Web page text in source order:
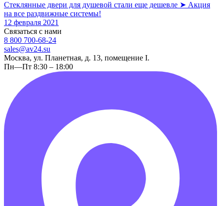
Стеклянные двери для душевой стали еще дешевле ➤ Акция
на все раздвижные системы!
12 февраля 2021
Связаться с нами
8 800 700-68-24
sales@av24.su
Москва, ул. Планетная, д. 13, помещение I.
Пн—Пт 8:30 – 18:00